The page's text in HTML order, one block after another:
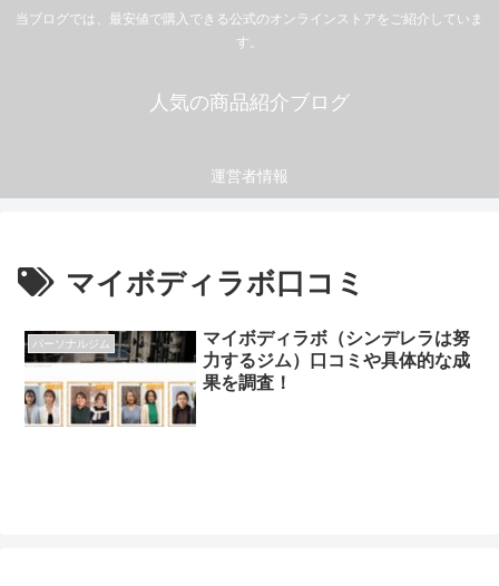
当ブログでは、最安値で購入できる公式のオンラインストアをご紹介していま
す。
人気の商品紹介ブログ
運営者情報
マイボディラボ口コミ
パーソナルジム
マイボディラボ（シンデレラは努
力するジム）口コミや具体的な成
果を調査！